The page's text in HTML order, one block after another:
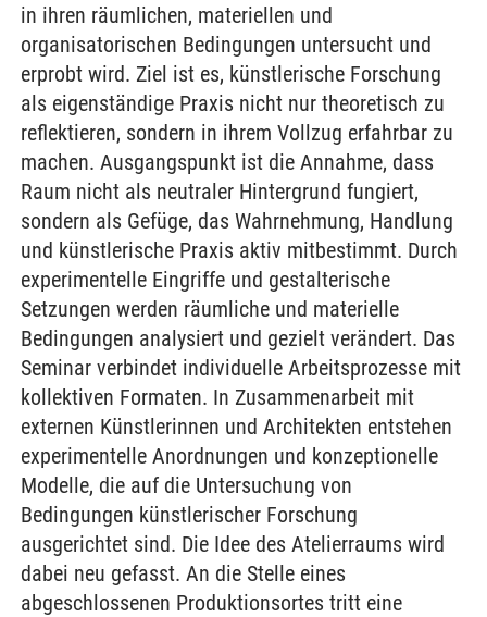
in ihren räumlichen, materiellen und
organisatorischen Bedingungen untersucht und
erprobt wird. Ziel ist es, künstlerische Forschung
als eigenständige Praxis nicht nur theoretisch zu
reflektieren, sondern in ihrem Vollzug erfahrbar zu
machen. Ausgangspunkt ist die Annahme, dass
Raum nicht als neutraler Hintergrund fungiert,
sondern als Gefüge, das Wahrnehmung, Handlung
und künstlerische Praxis aktiv mitbestimmt. Durch
experimentelle Eingriffe und gestalterische
Setzungen werden räumliche und materielle
Bedingungen analysiert und gezielt verändert. Das
Seminar verbindet individuelle Arbeitsprozesse mit
kollektiven Formaten. In Zusammenarbeit mit
externen Künstlerinnen und Architekten entstehen
experimentelle Anordnungen und konzeptionelle
Modelle, die auf die Untersuchung von
Bedingungen künstlerischer Forschung
ausgerichtet sind. Die Idee des Atelierraums wird
dabei neu gefasst. An die Stelle eines
abgeschlossenen Produktionsortes tritt eine